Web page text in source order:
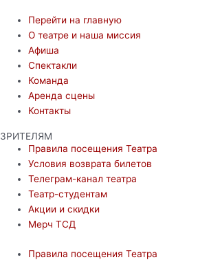
Перейти на главную
О театре и наша миссия
Афиша
Спектакли
Команда
Аренда сцены
Контакты
ЗРИТЕЛЯМ
Правила посещения Театра
Условия возврата билетов
Телеграм-канал театра
Театр-студентам
Акции и скидки
Мерч ТСД
Правила посещения Театра